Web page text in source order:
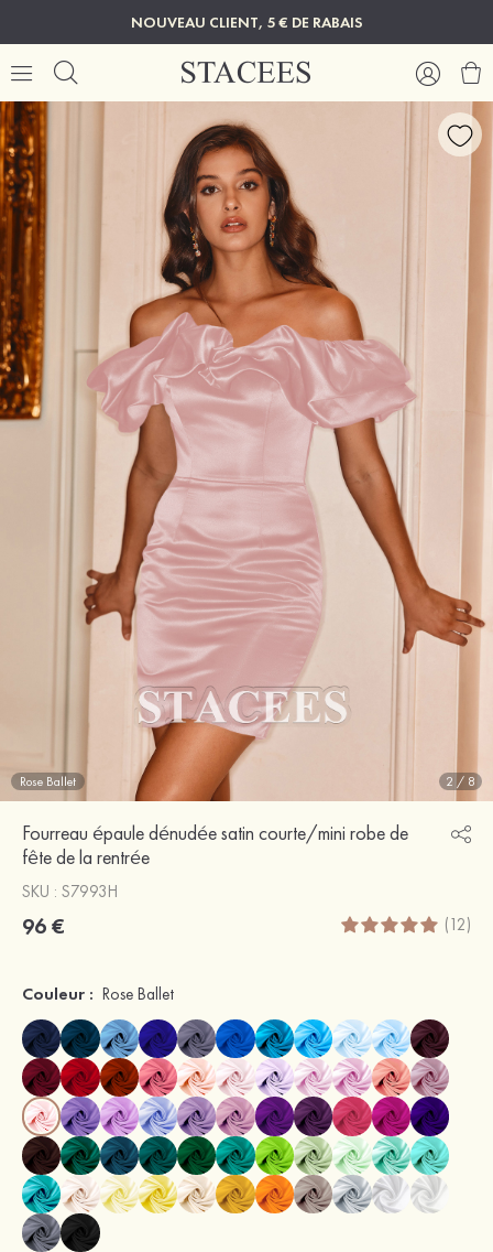
NOUVEAU CLIENT, 5 € DE RABAIS
Rose Ballet 2 / 8
Fourreau épaule dénudée satin courte/mini robe de
fête de la rentrée
SKU : S7993H
96 € (12)
Couleur : Rose Ballet